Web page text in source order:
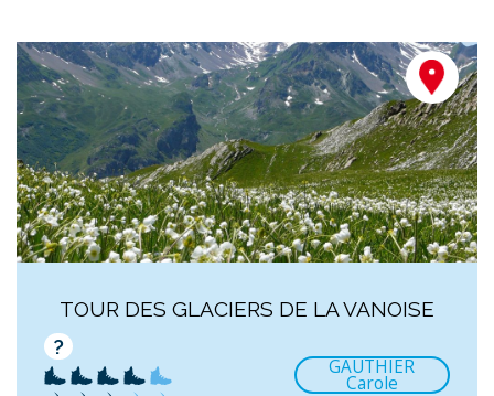
TOUR DES GLACIERS DE LA VANOISE
?
GAUTHIER
Carole